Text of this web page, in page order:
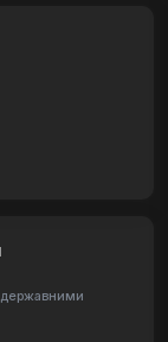
державними